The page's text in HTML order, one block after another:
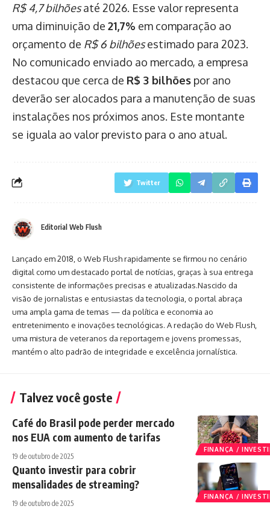
R$ 4,7 bilhõesaté 2026. Esse valor representa
uma diminuição de 21,7% em comparação ao
orçamento de R$ 6 bilhõesestimado para 2023.
No comunicado enviado ao mercado, a empresa
destacou que cerca de R$ 3 bilhões por ano
deverão ser alocados para a manutenção de suas
instalações nos próximos anos. Este montante
se iguala ao valor previsto para o ano atual.
Twitter
Editorial Web Flush
Lançado em 2018, o Web Flush rapidamente se firmou no cenário
digital como um destacado portal de notícias, graças à sua entrega
consistente de informações precisas e atualizadas.Nascido da
visão de jornalistas e entusiastas da tecnologia, o portal abraça
uma ampla gama de temas — da política e economia ao
entretenimento e inovações tecnológicas. A redação do Web Flush,
uma mistura de veteranos da reportagem e jovens promessas,
mantém o alto padrão de integridade e excelência jornalística.
Talvez você goste
FINANÇA /
Café do Brasil pode perder mercado
nos EUA com aumento de tarifas
19 de outubro de 2025
FINANÇA /
Quanto investir para cobrir
mensalidades de streaming?
19 de outubro de 2025